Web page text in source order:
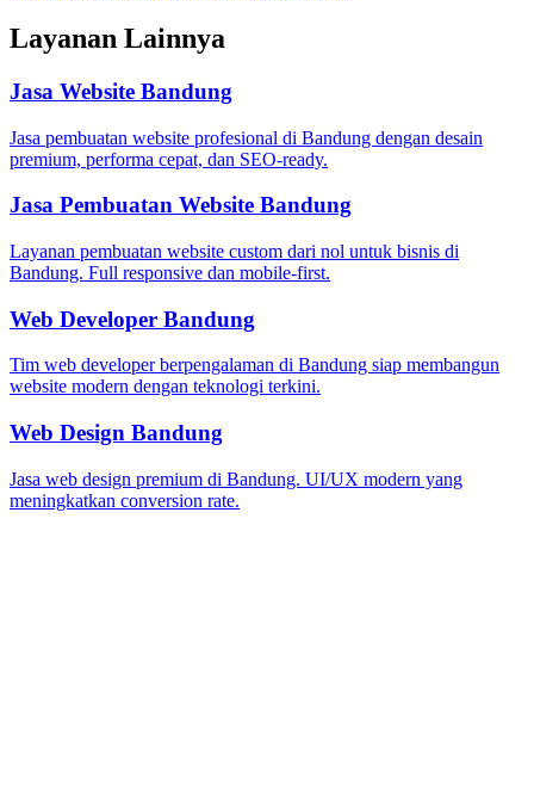
Layanan Lainnya
Jasa Website Bandung
Jasa pembuatan website profesional di Bandung dengan desain
premium, performa cepat, dan SEO-ready.
Jasa Pembuatan Website Bandung
Layanan pembuatan website custom dari nol untuk bisnis di
Bandung. Full responsive dan mobile-first.
Web Developer Bandung
Tim web developer berpengalaman di Bandung siap membangun
website modern dengan teknologi terkini.
Web Design Bandung
Jasa web design premium di Bandung. UI/UX modern yang
meningkatkan conversion rate.